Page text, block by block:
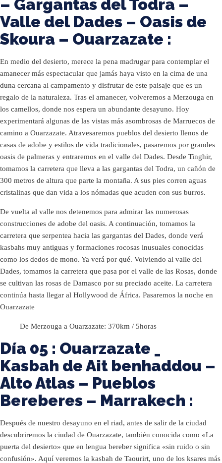
– Gargantas del Todra –
Valle del Dades – Oasis de
Skoura – Ouarzazate :
En medio del desierto, merece la pena madrugar para contemplar el
amanecer más espectacular que jamás haya visto en la cima de una
duna cercana al campamento y disfrutar de este paisaje que es un
regalo de la naturaleza. Tras el amanecer, volveremos a Merzouga en
los camellos, donde nos espera un abundante desayuno. Hoy
experimentará algunas de las vistas más asombrosas de Marruecos de
camino a Ouarzazate. Atravesaremos pueblos del desierto llenos de
casas de adobe y estilos de vida tradicionales, pasaremos por grandes
oasis de palmeras y entraremos en el valle del Dades. Desde Tinghir,
tomamos la carretera que lleva a las gargantas del Todra, un cañón de
300 metros de altura que parte la montaña. A sus pies corren aguas
cristalinas que dan vida a los nómadas que acuden con sus burros.
De vuelta al valle nos detenemos para admirar las numerosas
construcciones de adobe del oasis. A continuación, tomamos la
carretera que serpentea hacia las gargantas del Dades, donde verá
kasbahs muy antiguas y formaciones rocosas inusuales conocidas
como los dedos de mono. Ya verá por qué. Volviendo al valle del
Dades, tomamos la carretera que pasa por el valle de las Rosas, donde
se cultivan las rosas de Damasco por su preciado aceite. La carretera
continúa hasta llegar al Hollywood de África. Pasaremos la noche en
Ouarzazate
De Merzouga a Ouarzazate: 370km / 5horas
Día 05 : Ouarzazate _
Kasbah de Ait benhaddou –
Alto Atlas – Pueblos
Bereberes – Marrakech :
Después de nuestro desayuno en el riad, antes de salir de la ciudad
descubriremos la ciudad de Ouarzazate, también conocida como «La
puerta del desierto» que en lengua bereber significa «sin ruido o sin
confusión». Aquí veremos la kasbah de Taourirt, uno de los ksares más